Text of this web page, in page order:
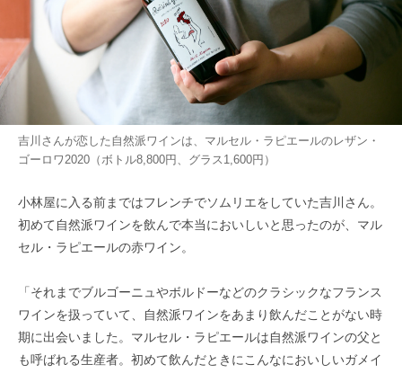
吉川さんが恋した自然派ワインは、マルセル・ラピエールのレザン・
ゴーロワ2020（ボトル8,800円、グラス1,600円）
小林屋に入る前まではフレンチでソムリエをしていた吉川さん。
初めて自然派ワインを飲んで本当においしいと思ったのが、マル
セル・ラピエールの赤ワイン。
「それまでブルゴーニュやボルドーなどのクラシックなフランス
ワインを扱っていて、自然派ワインをあまり飲んだことがない時
期に出会いました。マルセル・ラピエールは自然派ワインの父と
も呼ばれる生産者。初めて飲んだときにこんなにおいしいガメイ